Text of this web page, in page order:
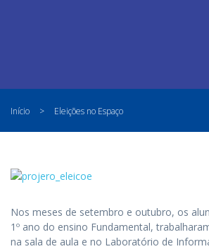
Início > Eleições no Espaço
Nos meses de setembro e outubro, os
1º ano do ensino Fundamental,
na sala de aula e no Laboratório de